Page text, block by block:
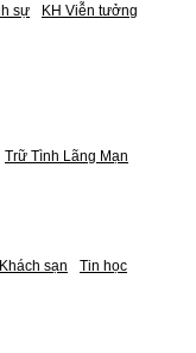
sự KH Viễn tưởng
Trữ Tình Lãng Mạn
sạn Tin học